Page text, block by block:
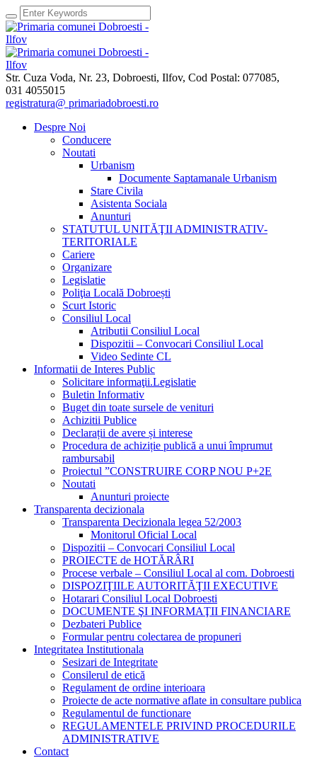
Str. Cuza Voda, Nr. 23, Dobroesti, Ilfov, Cod Postal: 077085,
031 4055015
registratura@ primariadobroesti.ro
Despre Noi
Conducere
Noutati
Urbanism
Documente Saptamanale Urbanism
Stare Civila
Asistenta Sociala
Anunturi
STATUTUL UNITĂŢII ADMINISTRATIV-
TERITORIALE
Cariere
Organizare
Legislatie
Poliţia Locală Dobroești
Scurt Istoric
Consiliul Local
Atributii Consiliul Local
Dispozitii – Convocari Consiliul Local
Video Sedinte CL
Informatii de Interes Public
Solicitare informaţii.Legislatie
Buletin Informativ
Buget din toate sursele de venituri
Achizitii Publice
Declarații de avere și interese
Procedura de achiziție publică a unui împrumut
rambursabil
Proiectul ”CONSTRUIRE CORP NOU P+2E
Noutati
Anunturi proiecte
Transparenta decizionala
Transparenta Decizionala legea 52/2003
Monitorul Oficial Local
Dispozitii – Convocari Consiliul Local
PROIECTE de HOTĂRÂRI
Procese verbale – Consiliul Local al com. Dobroesti
DISPOZIŢIILE AUTORITĂŢII EXECUTIVE
Hotarari Consiliul Local Dobroesti
DOCUMENTE ŞI INFORMAŢII FINANCIARE
Dezbateri Publice
Formular pentru colectarea de propuneri
Integritatea Institutionala
Sesizari de Integritate
Consilerul de etică
Regulament de ordine interioara
Proiecte de acte normative aflate in consultare publica
Regulamentul de functionare
REGULAMENTELE PRIVIND PROCEDURILE
ADMINISTRATIVE
Contact